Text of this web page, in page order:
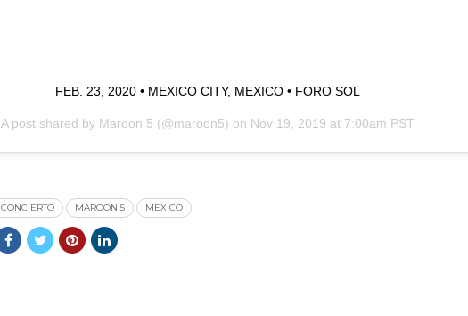
FEB. 23, 2020 • MEXICO CITY, MEXICO • FORO SOL
A post shared by Maroon 5 (@maroon5) on Nov 19, 2019 at 7:00am PST
CONCIERTO MAROON 5 MEXICO